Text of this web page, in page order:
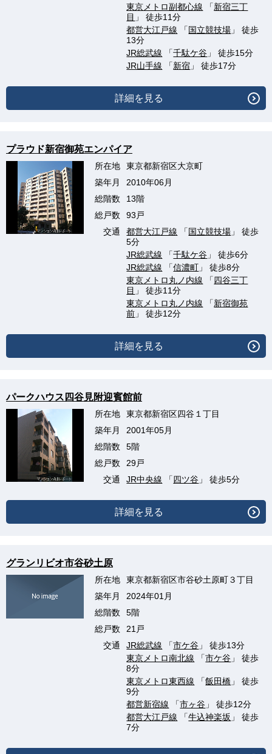
東京メトロ副都心線 「新宿三丁
目 」 徒歩11分
都営大江戸線 「国立競技場 」 徒歩
13分
JR総武線 「千駄ケ谷 」 徒歩15分
JR山手線 「新宿 」 徒歩17分
詳細を見る
プラウド新宿御苑エンパイア
所在地
東京都新宿区大京町
築年月
2010年06月
総階数
13階
総戸数
93戸
交通
都営大江戸線 「国立競技場 」 徒歩
5分
JR総武線 「千駄ケ谷 」 徒歩6分
JR総武線 「信濃町 」 徒歩8分
東京メトロ丸ノ内線 「四谷三丁
目 」 徒歩11分
東京メトロ丸ノ内線 「新宿御苑
前 」 徒歩12分
詳細を見る
パークハウス四谷見附迎賓館前
所在地
東京都新宿区四谷１丁目
築年月
2001年05月
総階数
5階
総戸数
29戸
交通
JR中央線 「四ツ谷 」 徒歩5分
詳細を見る
グランリビオ市谷砂土原
所在地
東京都新宿区市谷砂土原町３丁目
築年月
2024年01月
総階数
5階
総戸数
21戸
交通
JR総武線 「市ケ谷 」 徒歩13分
東京メトロ南北線 「市ケ谷 」 徒歩
8分
東京メトロ東西線 「飯田橋 」 徒歩
9分
都営新宿線 「市ヶ谷 」 徒歩12分
都営大江戸線 「牛込神楽坂 」 徒歩
7分